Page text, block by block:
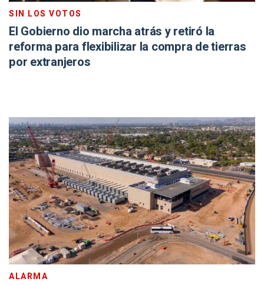
SIN LOS VOTOS
El Gobierno dio marcha atrás y retiró la
reforma para flexibilizar la compra de tierras
por extranjeros
ALARMA